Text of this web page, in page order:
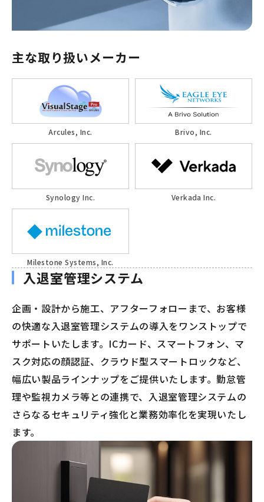
主な取り扱いメーカー
Arcules, Inc. Brivo, Inc.
Synology Inc. Verkada Inc.
Milestone Systems, Inc.
入退室管理システム
企画・設計から施工、アフターフォローまで、お客様
の快適な入退室管理システムの導入をワンストップで
サポートいたします。ICカード、スマートフォン、マ
スク対応の顔認証、クラウド型スマートロックなど、
幅広い製品ラインナップをご提供いたします。勤怠管
理や監視カメラ等との連携で、入退室管理システムの
さらなるセキュリティ強化と業務効率化を実現いたし
ます。